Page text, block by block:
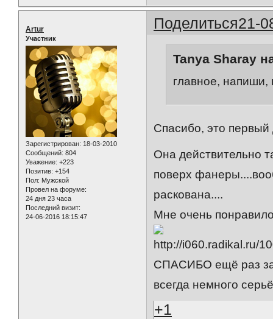
Поделиться21-
Artur
Участник
Зарегистрирован: 18-03-2010
Сообщений: 804
Уважение: +223
Позитив: +154
Пол: Мужской
Провел на форуме:
24 дня 23 часа
Последний визит:
24-06-2016 18:15:47
Tanya Sharay
главное, напиши,
Спасибо, это
Она действительно
поверх
раскована....
Мне очень
СПАСИБО ещё раз за
всегда немного
+1